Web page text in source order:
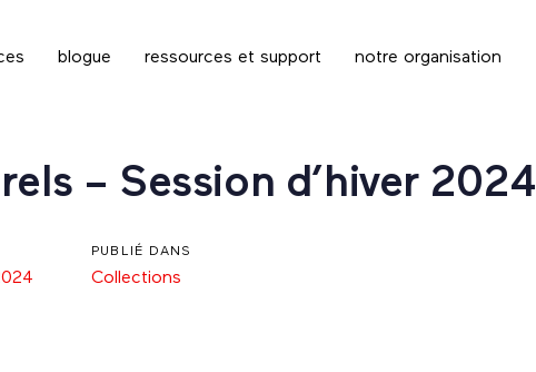
blogue ressources et support notre organisation
– Session d’hiver 2024
PUBLIÉ DANS
Collections